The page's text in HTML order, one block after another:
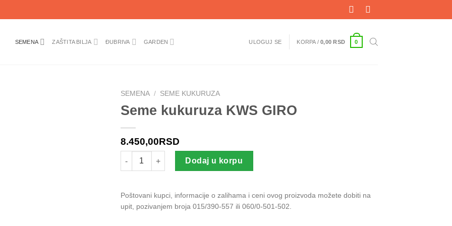
SEMENA ZAŠTITA BILJA ĐUBRIVA GARDEN ULOGUJ SE KORPA /0,00 RSD 0
SEMENA / SEME KUKURUZA
Seme kukuruza KWS GIRO
8.450,00RSD
Seme kukuruza KWS GIRO količina
Dodaj u korpu
Poštovani kupci, informacije o zalihama i ceni ovog proizvoda možete dobiti na
upit, pozivanjem broja 015/390-557 ili 060/0-501-502.